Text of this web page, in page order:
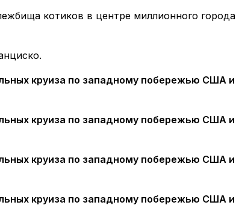
котиков в центре миллионного города